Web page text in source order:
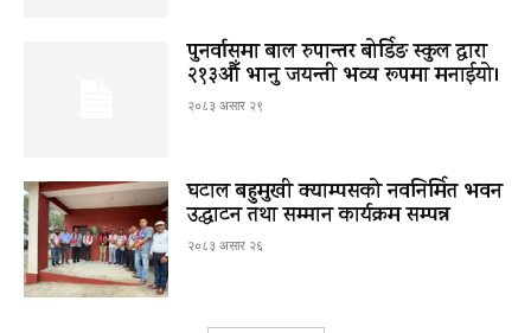
पुनर्वासमा बाल रुपान्तर बोर्डिङ स्कुल द्धारा
२१३औँ भानु जयन्ती भव्य रूपमा मनाईयो।
२०८३ असार २९
घटाल बहुमुखी क्याम्पसको नवनिर्मित भवन
उद्घाटन तथा सम्मान कार्यक्रम सम्पन्न
२०८३ असार २६